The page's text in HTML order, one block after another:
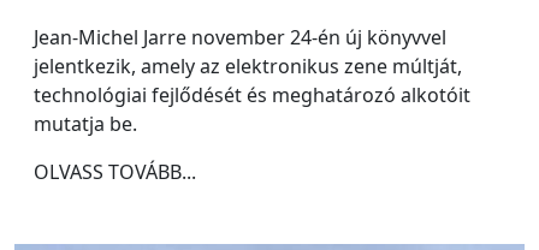
Jean-Michel Jarre november 24-én új könyvvel
jelentkezik, amely az elektronikus zene múltját,
technológiai fejlődését és meghatározó alkotóit
mutatja be.
OLVASS TOVÁBB...